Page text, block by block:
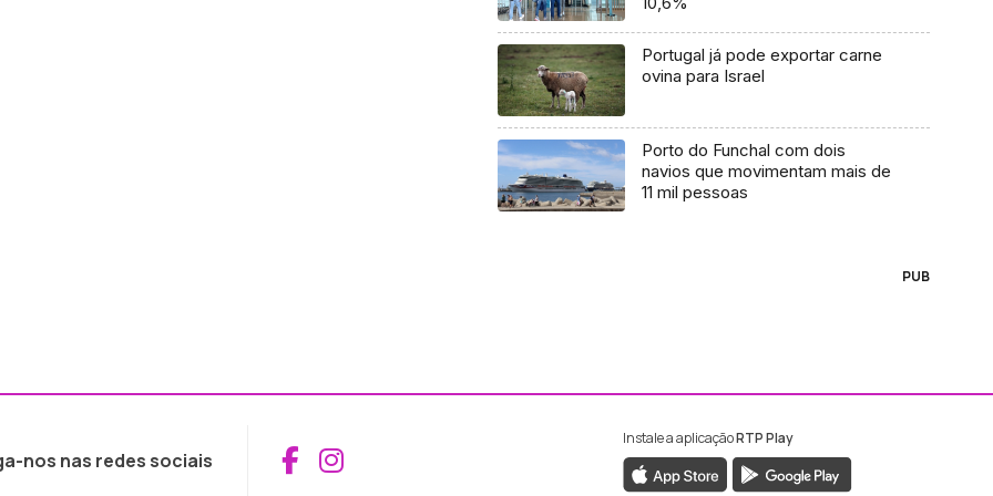
Portugal já pode exportar carne
ovina para Israel
Porto do Funchal com dois
navios que movimentam mais de
11 mil pessoas
PUB
nos nas redes sociais Aceder ao Facebook da RTP Madeira
Aceder ao Instagram da RTP Madeira
Instale a aplicaçãoRTP Play